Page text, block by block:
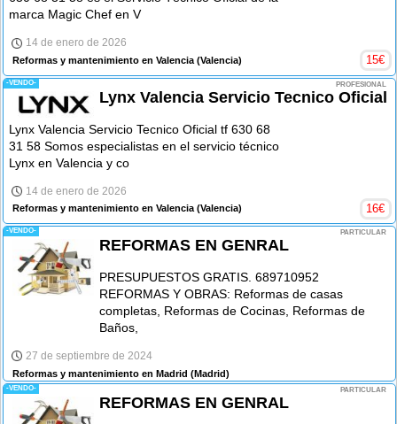
marca Magic Chef en V
14 de enero de 2026
Reformas y mantenimiento en Valencia (Valencia) 15€
-VENDO- PROFESIONAL
Lynx Valencia Servicio Tecnico Oficial
Lynx Valencia Servicio Tecnico Oficial tf 630 68
31 58 Somos especialistas en el servicio técnico
Lynx en Valencia y co
14 de enero de 2026
Reformas y mantenimiento en Valencia (Valencia) 16€
-VENDO- PARTICULAR
REFORMAS EN GENRAL
PRESUPUESTOS GRATIS. 689710952
REFORMAS Y OBRAS: Reformas de casas
completas, Reformas de Cocinas, Reformas de
Baños,
27 de septiembre de 2024
Reformas y mantenimiento en Madrid (Madrid)
-VENDO- PARTICULAR
REFORMAS EN GENRAL